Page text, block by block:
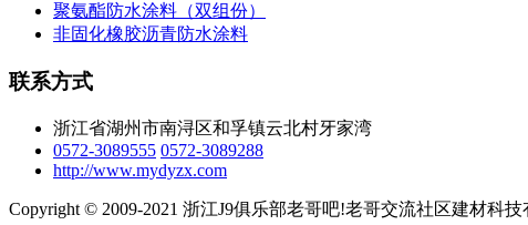
聚氨酯防水涂料（双组份）
非固化橡胶沥青防水涂料
联系方式
浙江省湖州市南浔区和孚镇云北村牙家湾
0572-3089555 0572-3089288
http://www.mydyzx.com
Copyright © 2009-2021 浙江J9俱乐部老哥吧!老哥交流社区建材科